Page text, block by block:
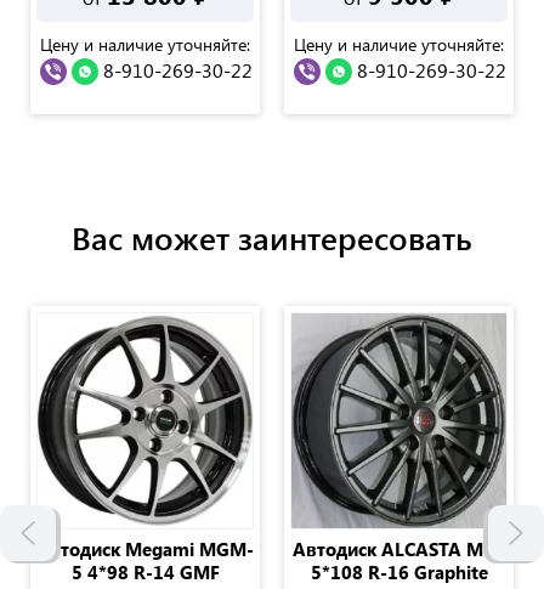
Цену и наличие уточняйте:
8-910-269-30-22
Цену и наличие уточняйте:
8-910-269-30-22
Вас может заинтересовать
Автодиск Megami MGM-
5 4*98 R-14 GMF
Автодиск ALCASTA M60
5*108 R-16 Graphite